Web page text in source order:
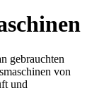
gebrauchten
von
und